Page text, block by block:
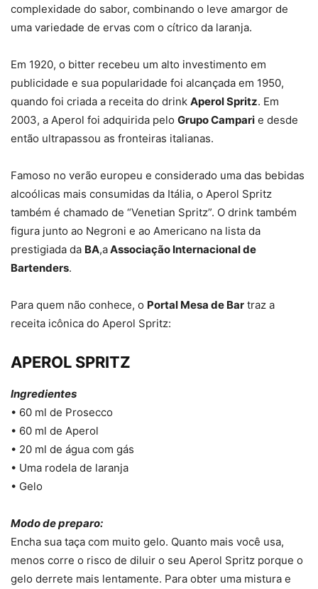
complexidade do sabor, combinando o leve amargor de
uma variedade de ervas com o cítrico da laranja.
Em 1920, o bitter recebeu um alto investimento em
publicidade e sua popularidade foi alcançada em 1950,
quando foi criada a receita do drink Aperol Spritz. Em
2003, a Aperol foi adquirida pelo Grupo Campari e desde
então ultrapassou as fronteiras italianas.
Famoso no verão europeu e considerado uma das bebidas
alcoólicas mais consumidas da Itália, o Aperol Spritz
também é chamado de “Venetian Spritz”. O drink também
figura junto ao Negroni e ao Americano na lista da
prestigiada da BA,aAssociação Internacional de
Bartenders.
Para quem não conhece, o Portal Mesa de Bar traz a
receita icônica do Aperol Spritz:
APEROL SPRITZ
Ingredientes
• 60 ml de Prosecco
• 60 ml de Aperol
• 20 ml de água com gás
• Uma rodela de laranja
• Gelo
Modo de preparo:
Encha sua taça com muito gelo. Quanto mais você usa,
menos corre o risco de diluir o seu Aperol Spritz porque o
gelo derrete mais lentamente. Para obter uma mistura e